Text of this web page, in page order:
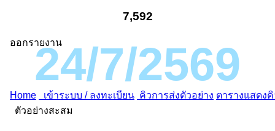
7,592
ออกรายงาน24/7/2569